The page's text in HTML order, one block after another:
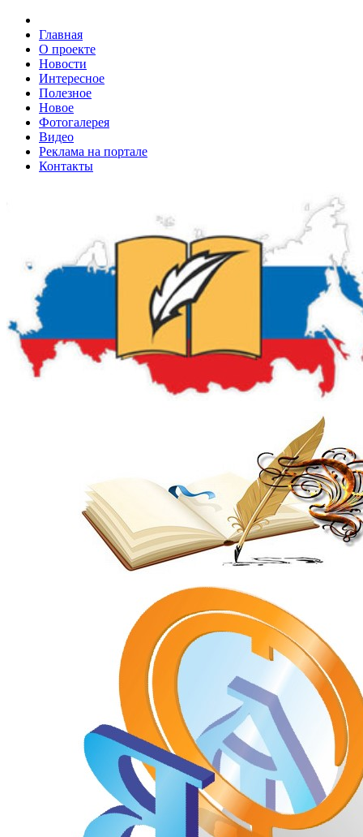
Главная
О проекте
Новости
Интересное
Полезное
Новое
Фотогалерея
Видео
Реклама на портале
Контакты